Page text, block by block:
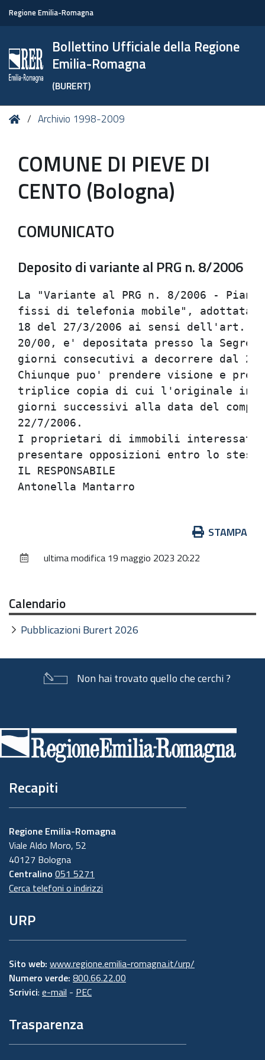
Regione Emilia-Romagna
Bollettino Ufficiale della Regione
Emilia-Romagna
(BURERT)
Tu HomeArchivio 1998-2009
COMUNE DI PIEVE DI
CENTO (Bologna)
COMUNICATO
Deposito di variante al PRG n. 8/2006
La "Variante al PRG n. 8/2006 -
fissi di telefonia mobile", adottata
18 del 27/3/2006 ai sensi dell'art.
20/00, e' depositata presso la
giorni consecutivi a decorrere dal 24/
Chiunque puo' prendere visione e
triplice copia di cui l'originale in
giorni successivi alla data del
22/7/2006.
I proprietari di immobili interessati
presentare opposizioni entro lo
IL RESPONSABILE
documento
STAMPA
ultima modifica 19 maggio 2023 20:22
Calendario
Pubblicazioni Burert 2026
Non hai trovato quello che cerchi ?
di
pagina
Recapiti
Regione Emilia-Romagna
Viale Aldo Moro, 52
40127 Bologna
Centralino 051 5271
Cerca telefoni o indirizzi
URP
Sito web: www.regione.emilia-romagna.it/urp/
Numero verde: 800.66.22.00
Scrivici: e-mail - PEC
Trasparenza